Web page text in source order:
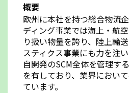
概要
欧州に本社を持つ総合物流
ディング事業では海上・航
り扱い物量を誇り、陸上輸
スティクス事業にも力を注
自開発のSCM全体を管理す
を有しており、業界におい
ています。